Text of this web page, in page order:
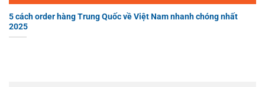
5 cách order hàng Trung Quốc về Việt Nam nhanh chóng nhất
2025